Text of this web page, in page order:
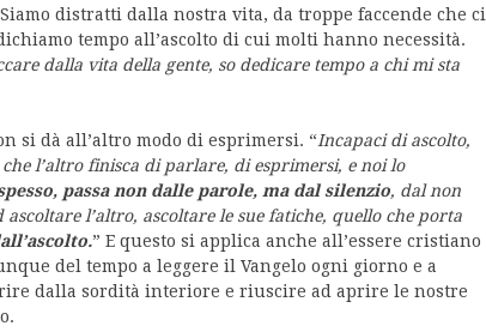
distratti dalla nostra vita, da troppe faccende che ci
tempo all’ascolto di cui molti hanno necessità.
dalla vita della gente, so dedicare tempo a chi mi sta
si dà all’altro modo di esprimersi. “Incapaci di ascolto,
l’altro finisca di parlare, di esprimersi, e noi lo
passa non dalle parole, ma dal silenzio, dal non
l’altro, ascoltare le sue fatiche, quello che porta
” E questo si applica anche all’essere cristiano
del tempo a leggere il Vangelo ogni giorno e a
dalla sordità interiore e riuscire ad aprire le nostre